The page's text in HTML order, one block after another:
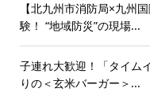
【北九州市消防局×九州
験！ “地域防災”の現場...
子連れ大歓迎！「タイ
りの＜玄米バーガー＞...